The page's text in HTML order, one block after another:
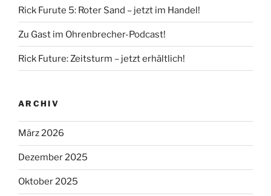
Rick Furute 5: Roter Sand – jetzt im Handel!
Zu Gast im Ohrenbrecher-Podcast!
Rick Future: Zeitsturm – jetzt erhältlich!
ARCHIV
März 2026
Dezember 2025
Oktober 2025